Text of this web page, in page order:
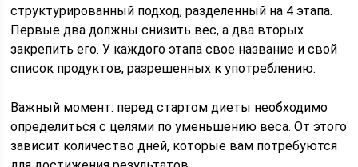
структурированный подход, разделенный на 4 этапа.
Первые два должны снизить вес, а два вторых
закрепить его. У каждого этапа свое название и свой
список продуктов, разрешенных к употреблению.
Важный момент: перед стартом диеты необходимо
определиться с целями по уменьшению веса. От этого
зависит количество дней, которые вам потребуются